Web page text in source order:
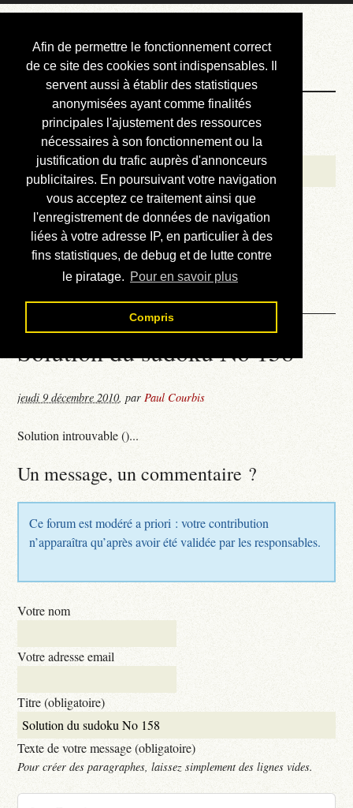
Afin de permettre le fonctionnement correct
de ce site des cookies sont indispensables. Il
servent aussi à établir des statistiques
anonymisées ayant comme finalités
principales l'ajustement des ressources
nécessaires à son fonctionnement ou la
justification du trafic auprès d'annonceurs
publicitaires. En poursuivant votre navigation
vous acceptez ce traitement ainsi que
l'enregistrement de données de navigation
liées à votre adresse IP, en particulier à des
fins statistiques, de debug et de lutte contre
le piratage. Pour en savoir plus
Compris
Courbis, « LE »
Blog Officiel
Bienvenue
Réalisations
Divers (et d’été)
Annonces
Liens externes
Téléchargement
Contact
Solution du sudoku No 158
jeudi 9 décembre 2010,parPaul Courbis
Solution introuvable ()...
Un message, un commentaire ?
Ce forum est modéré a priori : votre contribution
n’apparaîtra qu’après avoir été validée par les responsables.
Votre nom
Votre adresse email
Titre (obligatoire)
Texte de votre message (obligatoire)
Pour créer des paragraphes, laissez simplement des lignes vides.